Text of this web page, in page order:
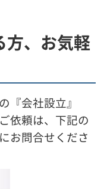
方、お気軽
『会社設立』
依頼は、下記の
お問合せくださ